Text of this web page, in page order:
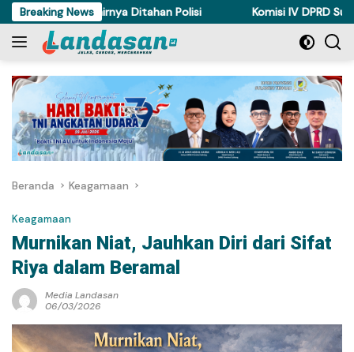
Langsung
ke
konten
Breaking News
Torue Akhirnya Ditahan Polisi Komisi IV DPRD Sulteng
Beranda Keagamaan
Keagamaan
Murnikan Niat, Jauhkan Diri dari Sifat
Riya dalam Beramal
Media Landasan
06/03/2026